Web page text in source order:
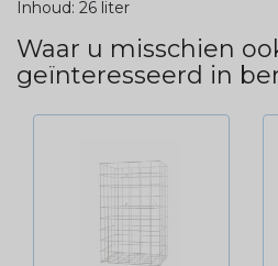
Inhoud: 26 liter
Waar u misschien
geïnteresseerd in